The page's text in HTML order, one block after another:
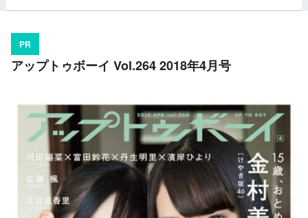
PR
アップトゥボーイ Vol.264 2018年4月号